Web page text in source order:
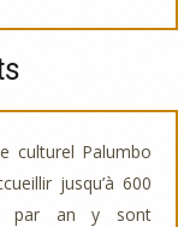
culturel Palumbo
jusqu’à 600
par an y sont